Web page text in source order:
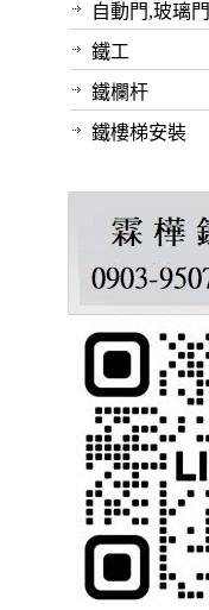
自動門,玻璃門
鐵工
鐵欄杆
鐵樓梯安裝